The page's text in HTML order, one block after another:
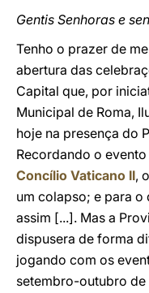
Gentis Senhoras e
Tenho o prazer de
abertura das
Capital que, por
Municipal de Roma,
hoje na presença do
Recordando o
Concílio Vaticano II,
um colapso; e para
assim [...]. Mas a
dispusera de forma
jogando com os
setembro-outubro de